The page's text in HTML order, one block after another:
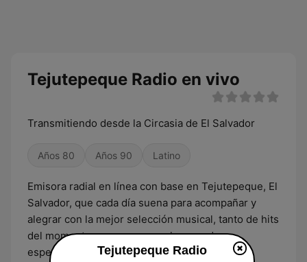
Tejutepeque Radio en vivo
Transmitiendo desde la Circasia de El Salvador
Años 80 Años 90 Latino
Emisora radial en línea con base en Tejutepeque, El
Salvador, que cada día suena para acompañar y
alegrar con la mejor selección musical, tanto de hits
del momento como con mezclas creadas
específicamente por sus DJs.
Tejutepeque Radio